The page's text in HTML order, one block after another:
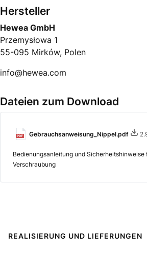
Hersteller
Hewea GmbH
Przemysłowa 1
55-095 Mirków, Polen
info@hewea.com
Dateien zum Download
Gebrauchsanweisung_Nippel.pdf
Bedienungsanleitung und Sicherheitshinweise
Verschraubung
Fußzeilenmenü
REALISIERUNG UND LIEFERUNGEN